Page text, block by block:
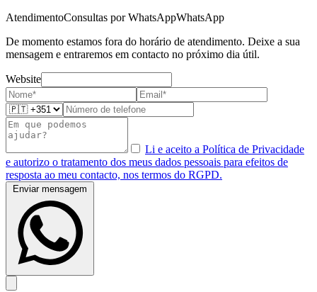
AtendimentoConsultas por WhatsAppWhatsApp
De momento estamos fora do horário de atendimento. Deixe a sua
mensagem e entraremos em contacto no próximo dia útil.
Website
Li e aceito a Política de Privacidade
e autorizo o tratamento dos meus dados pessoais para efeitos de
resposta ao meu contacto, nos termos do RGPD.